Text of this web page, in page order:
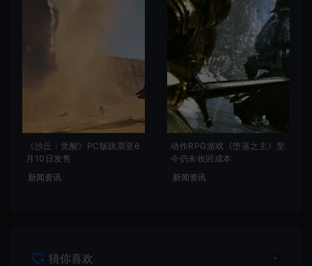
《沙丘：觉醒》PC版跳票至6
月10日发售
新闻资讯
动作RPG游戏《堕落之主》至
今仍未收回成本
新闻资讯
猜你喜欢